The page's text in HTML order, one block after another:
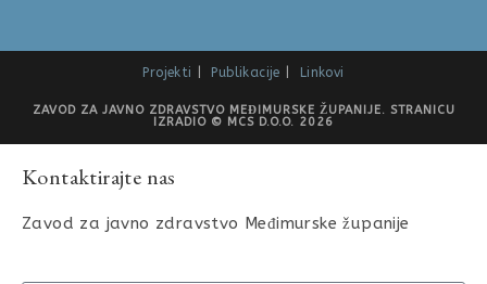
Projekti Publikacije Linkovi
ZAVOD ZA JAVNO ZDRAVSTVO MEĐIMURSKE ŽUPANIJE. STRANICU
IZRADIO © MCS D.O.O. 2026
Kontaktirajte nas
Zavod za javno zdravstvo Međimurske županije